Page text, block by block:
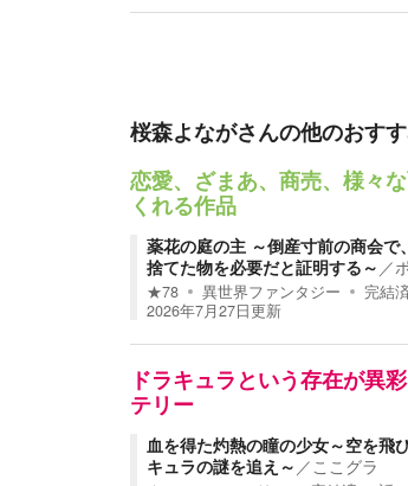
桜森よながさんの他のおす
恋愛、ざまあ、商売、様々
くれる作品
薬花の庭の主 ～倒産寸前の商会で
捨てた物を必要だと証明する～ ／
★78 異世界ファンタジー 完結済
2026年7月27日更新
ドラキュラという存在が異
テリー
血を得た灼熱の瞳の少女～空を飛
キュラの謎を追え～ ／ ここグラ